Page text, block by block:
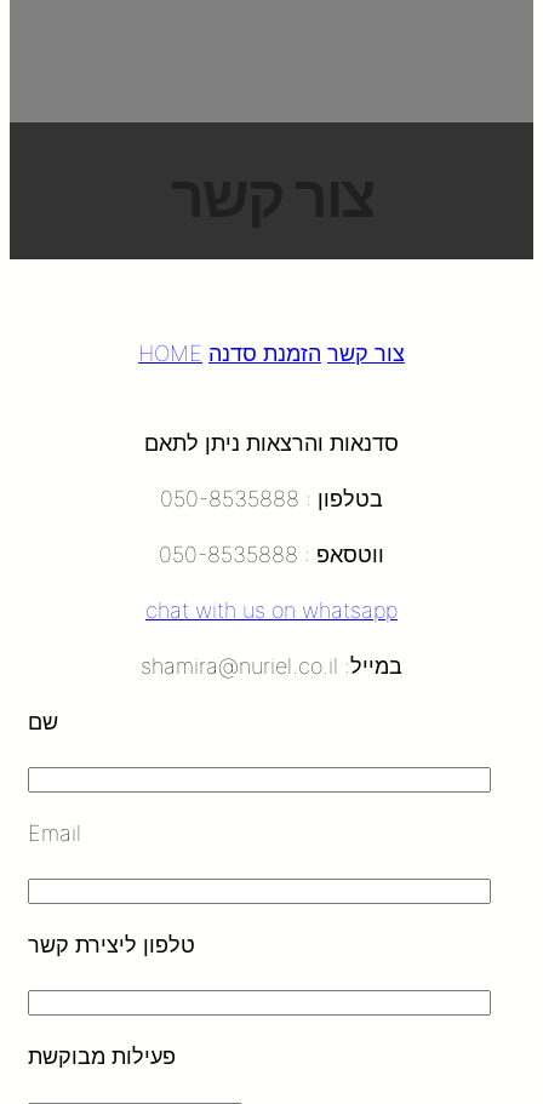
צור קשר הזמנת סדנה HOME
סדנאות והרצאות ניתן לתאם
בטלפון : 050-8535888
ווטסאפ : 050-8535888
chat with us on whatsapp
במייל: shamira@nuriel.co.il
שם
Email
טלפון ליצירת קשר
פעילות מבוקשת